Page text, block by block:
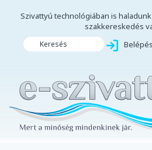
Szivattyú technológiában is
szakkereskedés
Keresés Belépés